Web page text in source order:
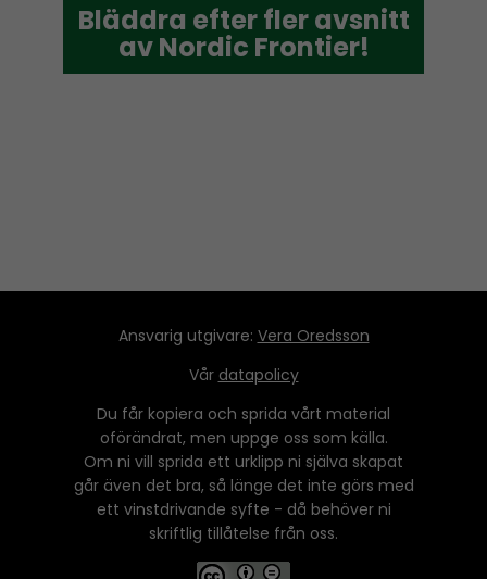
Bläddra efter fler avsnitt
av Nordic Frontier!
Bläddra efter fler avsnitt
av Nordic Frontier!
Ansvarig utgivare: Vera Oredsson
Vår datapolicy
Du får kopiera och sprida vårt material
oförändrat, men uppge oss som källa.
Om ni vill sprida ett urklipp ni själva skapat
går även det bra, så länge det inte görs med
ett vinstdrivande syfte - då behöver ni
skriftlig tillåtelse från oss.